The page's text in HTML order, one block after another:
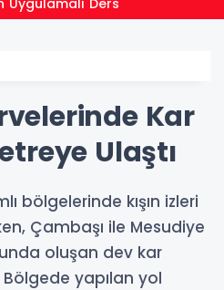
Kar
Ulaştı
bölgelerinde kışın izleri
Çambaşı ile Mesudiye
oluşan dev kar
yapılan yol